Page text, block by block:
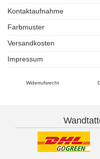
Kontaktaufnahme
Farbmuster
Versandkosten
Impressum
Widerrufsrecht